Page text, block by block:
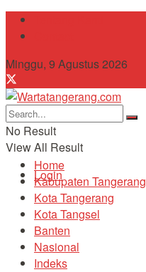
Minggu, 9 Agustus 2026
No Result
View All Result
Login
Home
Kabupaten Tangerang
Kota Tangerang
Kota Tangsel
Banten
Nasional
Indeks